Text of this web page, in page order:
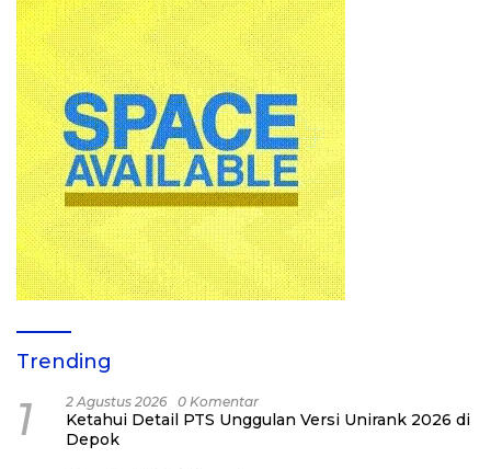
Trending
1 2 Agustus 2026 0 Komentar
Ketahui Detail PTS Unggulan Versi Unirank 2026 di
Depok